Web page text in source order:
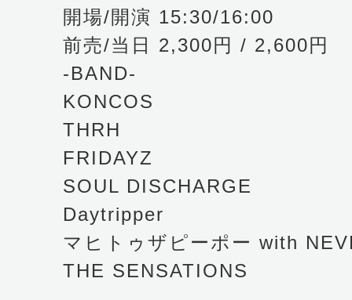
開場/開演 15:30/16:00
前売/当日 2,300円 / 2,600円
-BAND-
KONCOS
THRH
FRIDAYZ
SOUL DISCHARGE
Daytripper
マヒトゥザピーポー with
THE SENSATIONS